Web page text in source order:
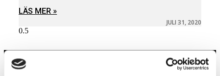
LÄS MER »
JULI 31, 2020